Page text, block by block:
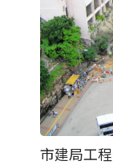
市建局工